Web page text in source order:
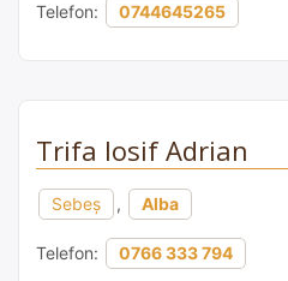
Telefon: 0744645265
Trifa Iosif Adrian
Sebeș , Alba
Telefon: 0766 333 794